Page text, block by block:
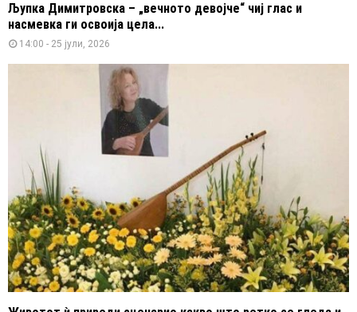
Љупка Димитровска – „вечното девојче“ чиј глас и
насмевка ги освоија цела...
14:00 - 25 јули, 2026